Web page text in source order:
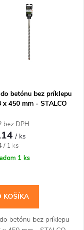
betónu bez príklepu
x 450 mm - STALCO
bez DPH
/ ks
/ 1 ks
1 ks
KOŠÍKA
betónu bez príklepu